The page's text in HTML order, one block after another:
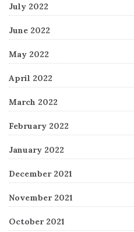
July 2022
June 2022
May 2022
April 2022
March 2022
February 2022
January 2022
December 2021
November 2021
October 2021